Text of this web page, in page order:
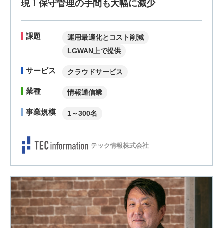
現！保守管理の手間も大幅に減少
課題
運用最適化とコスト削減
LGWAN上で提供
サービス クラウドサービス
業種 情報通信業
事業規模 1～300名
テック情報株式会社